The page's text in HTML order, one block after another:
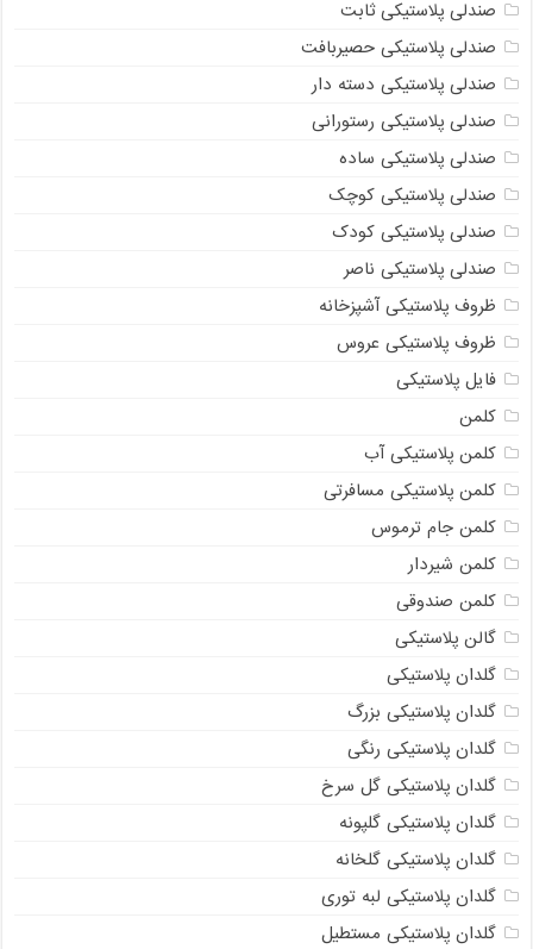
صندلی پلاستیکی ثابت
صندلی پلاستیکی حصیربافت
صندلی پلاستیکی دسته دار
صندلی پلاستیکی رستورانی
صندلی پلاستیکی ساده
صندلی پلاستیکی کوچک
صندلی پلاستیکی کودک
صندلی پلاستیکی ناصر
ظروف پلاستیکی آشپزخانه
ظروف پلاستیکی عروس
فایل پلاستیکی
کلمن
کلمن پلاستیکی آب
کلمن پلاستیکی مسافرتی
کلمن جام ترموس
کلمن شیردار
کلمن صندوقی
گالن پلاستیکی
گلدان پلاستیکی
گلدان پلاستیکی بزرگ
گلدان پلاستیکی رنگی
گلدان پلاستیکی گل سرخ
گلدان پلاستیکی گلپونه
گلدان پلاستیکی گلخانه
گلدان پلاستیکی لبه توری
گلدان پلاستیکی مستطیل